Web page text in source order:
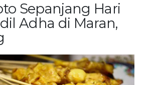
Sepanjang Hari
Adha di Maran,